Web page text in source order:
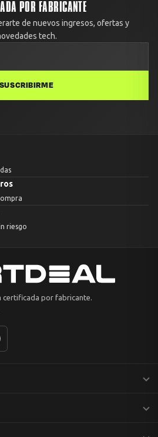
POR FABRICANTE
de nuevos ingresos, ofertas y
tech.
SUSCRIBIRME
riesgo
certificada por fabricante.